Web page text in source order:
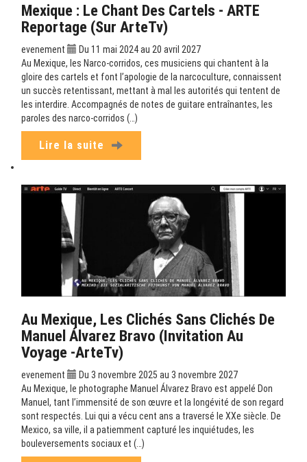
Mexique : Le Chant Des Cartels - ARTE
Reportage (sur ArteTv)
evenement
Du 11 mai 2024 au 20 avril 2027
Au Mexique, les Narco-corridos, ces musiciens qui chantent à la
gloire des cartels et font l’apologie de la narcoculture, connaissent
un succès retentissant, mettant à mal les autorités qui tentent de
les interdire. Accompagnés de notes de guitare entraînantes, les
paroles des narco-corridos (…)
Lire la suite
Au Mexique, Les Clichés Sans Clichés De
Manuel Álvarez Bravo (Invitation Au
Voyage -ArteTv)
evenement
Du 3 novembre 2025 au 3 novembre 2027
Au Mexique, le photographe Manuel Álvarez Bravo est appelé Don
Manuel, tant l’immensité de son œuvre et la longévité de son regard
sont respectés. Lui qui a vécu cent ans a traversé le XXe siècle. De
Mexico, sa ville, il a patiemment capturé les inquiétudes, les
bouleversements sociaux et (…)